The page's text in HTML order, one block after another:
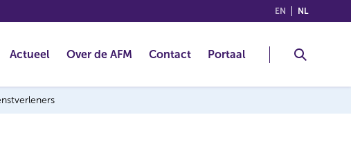
EN (ENGLISH)
NL
Actueel Over de AFM Contact Portaal